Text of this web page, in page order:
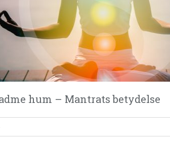
hum – Mantrats betydelse